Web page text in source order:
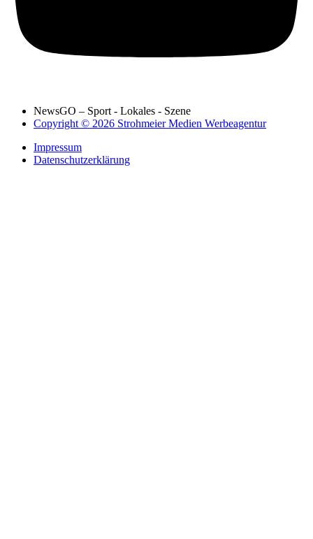
NewsGO – Sport - Lokales - Szene
Copyright © 2026 Strohmeier Medien Werbeagentur
Impressum
Datenschutzerklärung